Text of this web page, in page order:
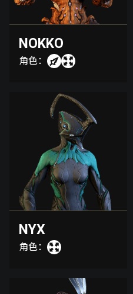
NOKKO
角色：
NYX
角色：